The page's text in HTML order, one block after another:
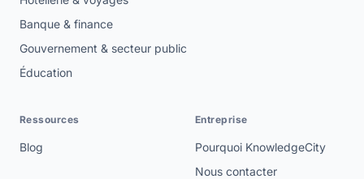
Banque & finance
Gouvernement & secteur public
Éducation
Ressources
Blog
Entreprise
Pourquoi KnowledgeCity
Nous contacter